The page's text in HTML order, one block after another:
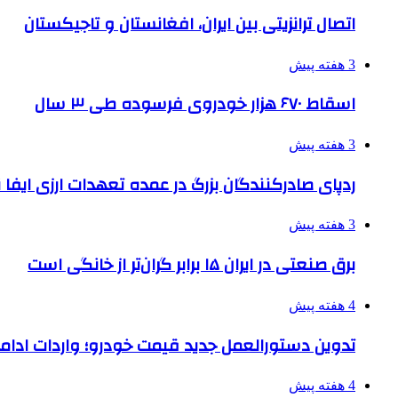
اتصال ترانزیتی بین ایران، افغانستان و تاجیکستان
3 هفته پیش
اسقاط ۶۷۰ هزار خودروی فرسوده طی ۳ سال
3 هفته پیش
ردپای صادرکنندگان بزرگ در عمده تعهدات ارزی
3 هفته پیش
برق صنعتی در ایران ۱۵ برابر گران‌تر از خانگی است
4 هفته پیش
تدوین دستورالعمل جدید قیمت خودرو؛ واردات
4 هفته پیش